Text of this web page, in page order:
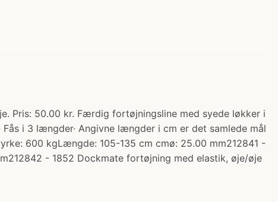
Pris: 50.00 kr. Færdig fortøjningsline med syede løkker i
i 3 længder· Angivne længder i cm er det samlede mål
600 kgLængde: 105-135 cm cmø: 25.00 mm212841 -
- 1852 Dockmate fortøjning med elastik, øje/øje